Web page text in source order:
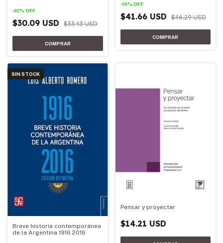
-10% OFF
$30.09 USD $33.43 USD
-10% OFF
$41.66 USD $46.29 USD
SIN STOCK
Breve historia contemporánea
de la Argentina 1916 2016
Pensar y proyectar
$14.21 USD